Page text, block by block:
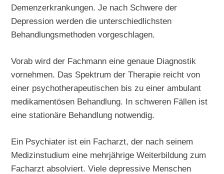
Demenzerkrankungen. Je nach Schwere der
Depression werden die unterschiedlichsten
Behandlungsmethoden vorgeschlagen.
Vorab wird der Fachmann eine genaue Diagnostik
vornehmen. Das Spektrum der Therapie reicht von
einer psychotherapeutischen bis zu einer ambulant
medikamentösen Behandlung. In schweren Fällen ist
eine stationäre Behandlung notwendig.
Ein Psychiater ist ein Facharzt, der nach seinem
Medizinstudium eine mehrjährige Weiterbildung zum
Facharzt absolviert. Viele depressive Menschen